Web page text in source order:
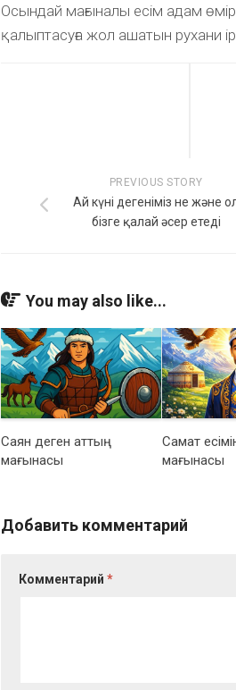
Осындай мағыналы есім адам
қалыптасуға жол ашатын рухани
PREVIOUS STORY
Ай күні дегеніміз не және
бізге қалай әсер етеді
You may also like...
Саян деген аттың
мағынасы
Самат
мағынасы
Добавить комментарий
Комментарий*